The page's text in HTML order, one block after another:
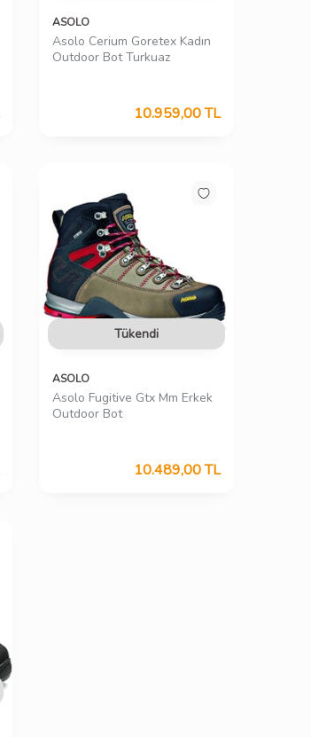
ASOLO
Asolo Cerium Goretex Kadın
Outdoor Bot Turkuaz
10.959,00TL
Tükendi
ASOLO
Asolo Fugitive Gtx Mm Erkek
Outdoor Bot
10.489,00TL